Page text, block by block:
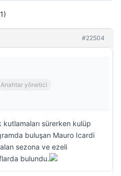
#22504
Anahtar yönetici
kutlamaları sürerken kulüp
buluşan Mauro Icardi
sezona ve ezeli
bulundu.